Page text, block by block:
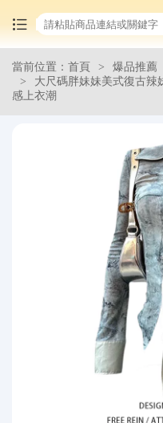
首頁
當前位置：首頁
爆品推薦
大尺碼胖妹妹美式復古辣
感上衣潮